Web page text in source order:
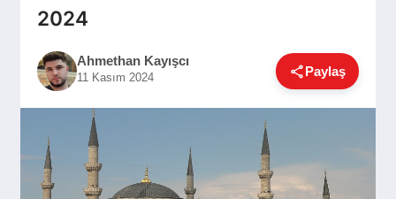
ASAYIŞ
GÜNDEM
SIYASET
2024
Ahmethan Kayışcı
11 Kasım 2024 Paylaş